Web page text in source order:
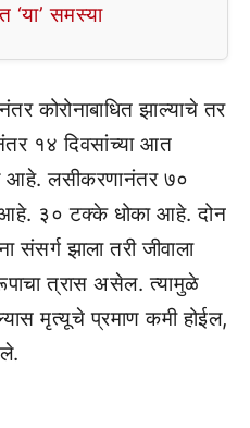
‘या’ समस्या
कोरोनाबाधित झाल्याचे तर
१४ दिवसांच्या आत
आहे. लसीकरणानंतर ७०
आहे. ३० टक्के धोका आहे. दोन
संसर्ग झाला तरी जीवाला
त्रास असेल. त्यामुळे
मृत्यूचे प्रमाण कमी होईल,